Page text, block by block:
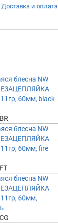
Доставка и оплата
блесна NW
60мм, black-
блесна NW
60мм, fire
блесна NW
60мм,